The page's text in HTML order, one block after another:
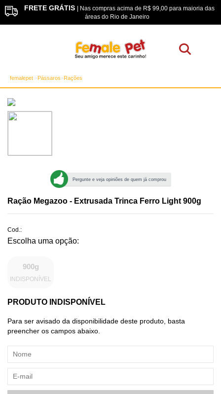
FRETE GRÁTIS | Nas compras acima de R$ 99,00 para maioria das
áreas do Rio de Janeiro
femalepet Pássaros Rações
Pergunte e veja opiniões de quem já comprou
Ração Megazoo - Extrusada Trinca Ferro Light 900g
Cod.:
900g
INDISPONÍVEL
PRODUTO INDISPONÍVEL
Para ser avisado da disponibilidade deste produto, basta
preencher os campos abaixo.